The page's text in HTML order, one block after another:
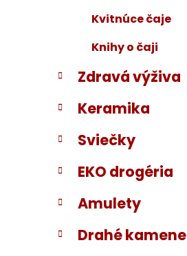
Kvitnúce čaje
Knihy o čaji
Zdravá výživa
Keramika
Sviečky
EKO drogéria
Amulety
Drahé kamene